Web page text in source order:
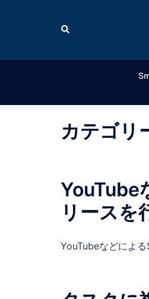
検
索
カテゴリ
YouTube
リースを
YouTubeなどによ